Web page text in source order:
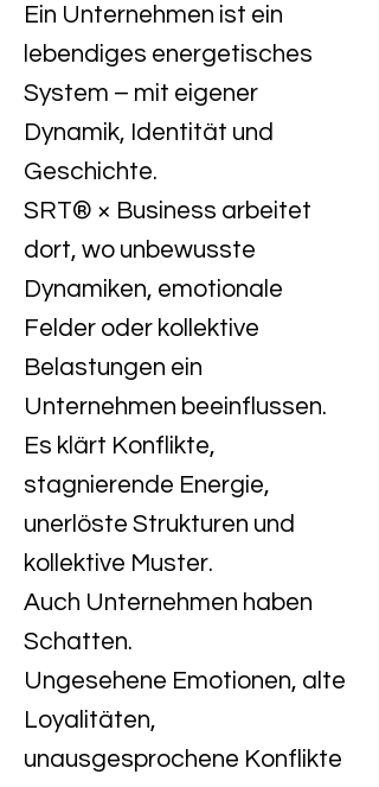
Ein Unternehmen ist ein
lebendiges energetisches
System – mit eigener
Dynamik, Identität und
Geschichte.
SRT® × Business arbeitet
dort, wo unbewusste
Dynamiken, emotionale
Felder oder kollektive
Belastungen ein
Unternehmen beeinflussen.
Es klärt Konflikte,
stagnierende Energie,
unerlöste Strukturen und
kollektive Muster.
Auch Unternehmen haben
Schatten.
Ungesehene Emotionen, alte
Loyalitäten,
unausgesprochene Konflikte